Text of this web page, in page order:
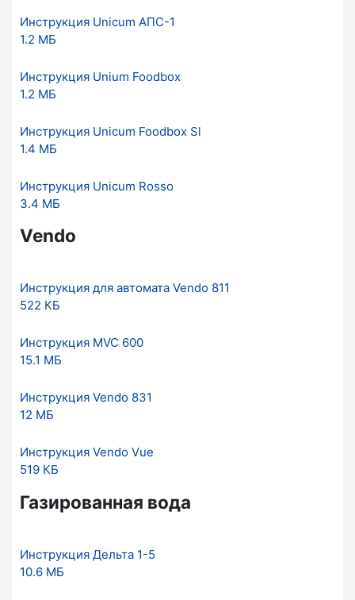
Инструкция Unicum АПС-1
1.2 МБ
Инструкция Unium Foodbox
1.2 МБ
Инструкция Unicum Foodbox Sl
1.4 МБ
Инструкция Unicum Rosso
3.4 МБ
Vendo
Инструкция для автомата Vendo 811
522 КБ
Инструкция MVC 600
15.1 МБ
Инструкция Vendo 831
12 МБ
Инструкция Vendo Vue
519 КБ
Газированная вода
Инструкция Дельта 1-5
10.6 МБ